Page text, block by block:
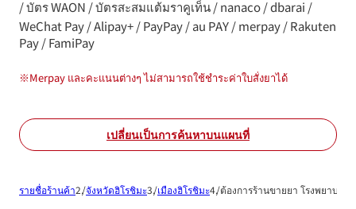
/ บัตร WAON / บัตรสะสมแต้มราคูเท็น / nanaco / dbarai /
WeChat Pay / Alipay+ / PayPay / au PAY / merpay / Rakuten
Pay / FamiPay
※Merpay และคะแนนต่างๆ ไม่สามารถใช้ชำระค่าใบสั่งยาได้
เปลี่ยนเป็นการค้นหาบนแผนที่
รายชื่อร้านค้า จังหวัดฮิโรชิมะ เมืองฮิโรชิมะ ต้องการร้านขายยา โรงพยาบาล